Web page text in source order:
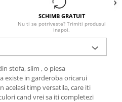
SCHIMB GRATUIT
Nu ti se potriveste? Trimiti produsul
inapoi.
stofa, slim , o piesa
existe in garderoba oricarui
acelasi timp versatila, care iti
cand vrei sa iti completezi